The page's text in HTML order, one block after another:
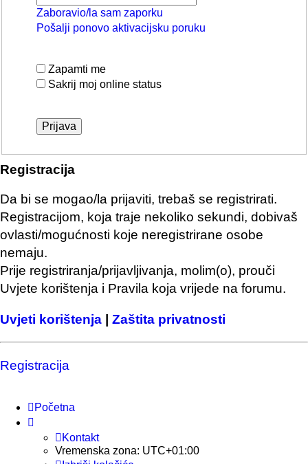
Zaboravio/la sam zaporku
Pošalji ponovo aktivacijsku poruku
Zapamti me
Sakrij moj online status
Registracija
Da bi se mogao/la prijaviti, trebaš se registrirati.
Registracijom, koja traje nekoliko sekundi, dobivaš
ovlasti/mogućnosti koje neregistrirane osobe
nemaju.
Prije registriranja/prijavljivanja, molim(o), prouči
Uvjete korištenja i Pravila koja vrijede na forumu.
Uvjeti korištenja Zaštita privatnosti
Registracija
Početna
Kontakt
Vremenska zona: UTC+01:00